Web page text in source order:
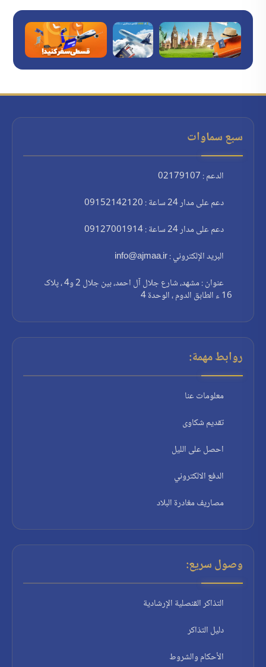
سبع سماوات
الدعم : 02179107
دعم على مدار 24 ساعة : 09152142120
دعم على مدار 24 ساعة : 09127001914
البريد الإلكتروني : info@ajmaa.ir
عنوان : مشهد، شارع جلال آل احمد، بين جلال 2 و4 ، پلاک
16 ء الطابق الدوم ، الوحدة 4
روابط مهمة:
معلومات عنا
تقديم شكاوى
احصل على الليل
الدفع الالكتروني
مصاريف مغادرة البلاد
وصول سريع:
التذاكر القنصلية الإرشادية
دليل التذاكر
الأحكام والشروط